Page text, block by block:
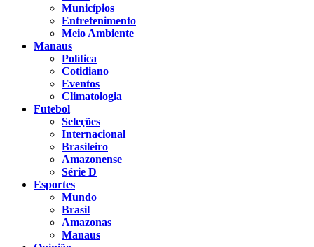
Municípios
Entretenimento
Meio Ambiente
Manaus
Política
Cotidiano
Eventos
Climatologia
Futebol
Seleções
Internacional
Brasileiro
Amazonense
Série D
Esportes
Mundo
Brasil
Amazonas
Manaus